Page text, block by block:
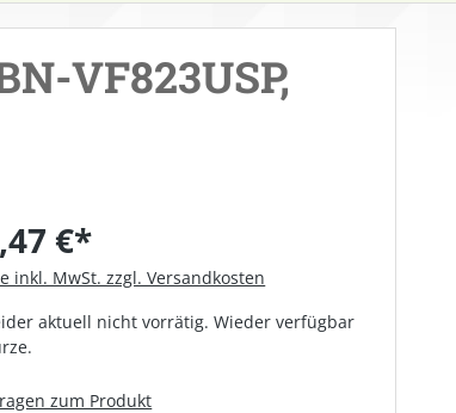
VF823USP,
€*
inkl. MwSt. zzgl. Versandkosten
aktuell nicht vorrätig. Wieder verfügbar
zum Produkt